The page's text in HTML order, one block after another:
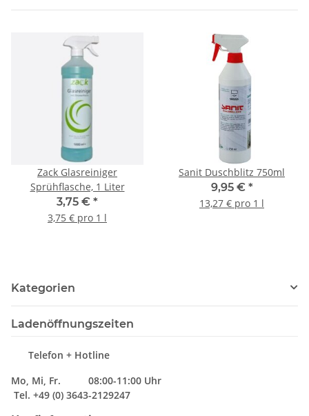
Zack Glasreiniger
Sprühflasche, 1 Liter
3,75 € *
3,75 € pro 1 l
Sanit Duschblitz 750ml
9,95 € *
13,27 € pro 1 l
Kategorien
Ladenöffnungszeiten
Telefon + Hotline
Mo, Mi, Fr. 08:00-11:00 Uhr
Tel. +49 (0) 3643-2129247